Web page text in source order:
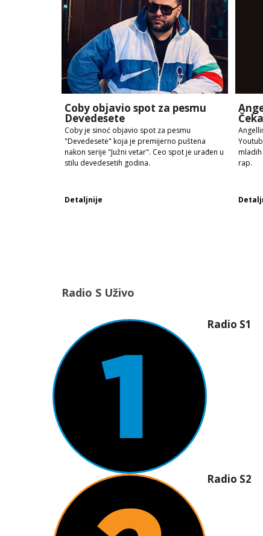
Coby objavio spot za pesmu
Devedesete
Coby je sinoć objavio spot za pesmu
"Devedesete" koja je premijerno puštena
nakon serije "Južni vetar". Ceo spot je urađen u
stilu devedesetih godina.
Detaljnije
rap.
Radio S Uživo
Radio S1
Radio S2